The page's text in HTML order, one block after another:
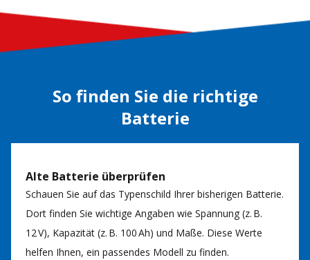
So finden Sie die richtige
Batterie
Alte Batterie überprüfen
Schauen Sie auf das Typenschild Ihrer bisherigen Batterie.
Dort finden Sie wichtige Angaben wie Spannung (z. B.
12 V), Kapazität (z. B. 100 Ah) und Maße. Diese Werte
helfen Ihnen, ein passendes Modell zu finden.